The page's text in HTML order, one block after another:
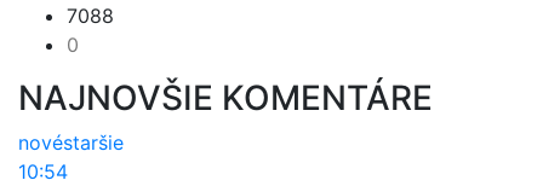
7088
0
NAJNOVŠIE KOMENTÁRE
novéstaršie
10:54